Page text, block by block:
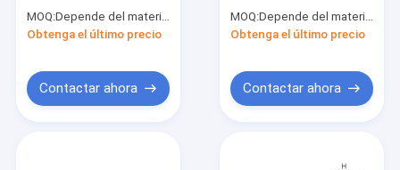
T2139 conveniente
para las cuchillas
MOQ:Depende del material y del tamaño
Obtenga el último precio
Contactar ahora
T2139 para las
cuchillas grandes de
MOQ:Depende del material y del tamaño
Obtenga el último precio
Contactar ahora